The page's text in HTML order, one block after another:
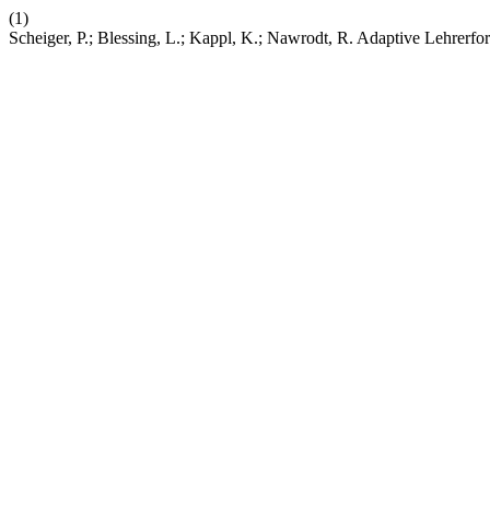
(1)
Scheiger, P.; Blessing, L.; Kappl, K.; Nawrodt, R. Adaptive